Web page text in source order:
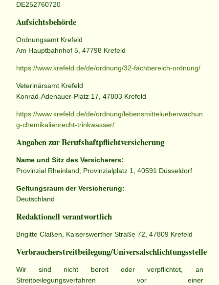
DE252760720
Aufsichtsbehörde
Ordnungsamt Krefeld
Am Hauptbahnhof 5, 47798 Krefeld
https://www.krefeld.de/de/ordnung/32-fachbereich-ordnung/
Veterinärsamt Krefeld
Konrad-Adenauer-Platz 17, 47803 Krefeld
https://www.krefeld.de/de/ordnung/lebensmittelueberwachun
g-chemikalienrecht-trinkwasser/
Angaben zur Berufs­haftpflicht­versicherung
Name und Sitz des Versicherers:
Provinzial Rheinland, Provinzialplatz 1, 40591 Düsseldorf
Geltungsraum der Versicherung:
Deutschland
Redaktionell verantwortlich
Brigitte Claßen, Kaiserswerther Straße 72, 47809 Krefeld
Verbraucher­streit­beilegung/Universal­schlichtungs­stelle
Wir sind nicht bereit oder verpflichtet, an
Streitbeilegungsverfahren vor einer